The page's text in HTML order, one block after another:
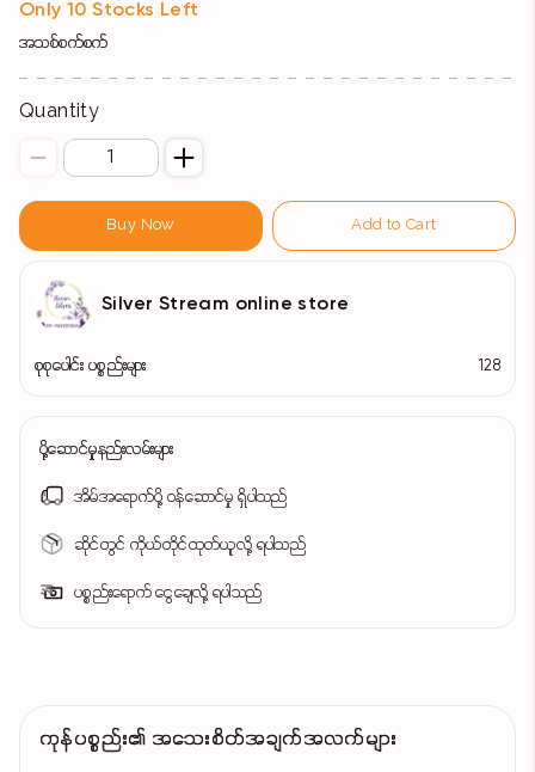
Only 10 Stocks Left
အသစ်စက်စက်
Quantity
Buy Now Add to Cart
Silver Stream online store
စုစုပေါင်း ပစ္စည်းများ 128
ပို့ဆောင်မှုနည်းလမ်းများ
အိမ်အရောက်ပို့ ဝန်ဆောင်မှု ရှိပါသည်
ဆိုင်တွင် ကိုယ်တိုင်ထုတ်ယူလို့ ရပါသည်
ပစ္စည်းရောက် ငွေချေလို့ ရပါသည်
ကုန်ပစ္စည်း၏ အသေးစိတ်အချက်အလက်များ